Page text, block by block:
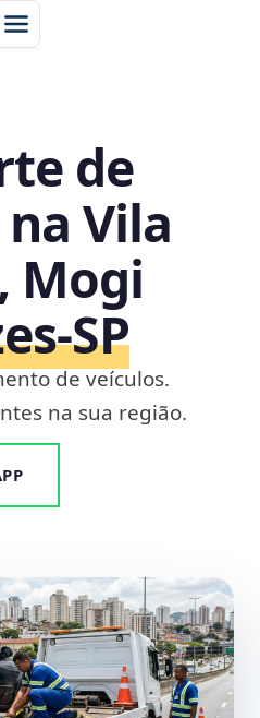
de
Vila
Mogi
de veículos.
na sua região.